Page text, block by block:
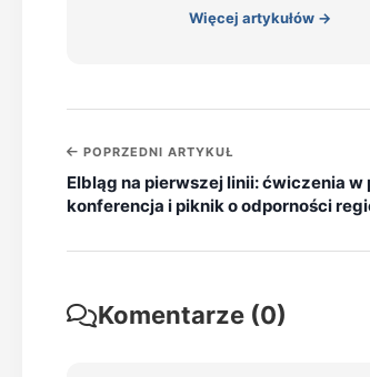
Więcej artykułów →
POPRZEDNI ARTYKUŁ
Elbląg na pierwszej linii: ćwiczenia w
konferencja i piknik o odporności
Komentarze (0)